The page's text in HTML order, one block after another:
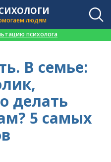
людям
психолога
В семье:
делать
5 самых